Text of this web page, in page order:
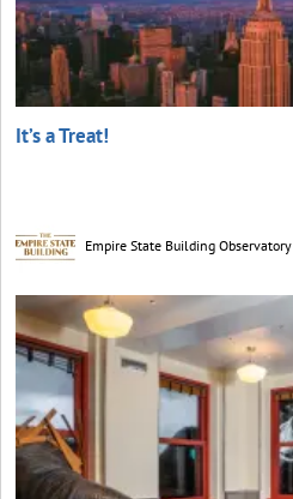
It’s a Treat!
Empire State Building Observatory